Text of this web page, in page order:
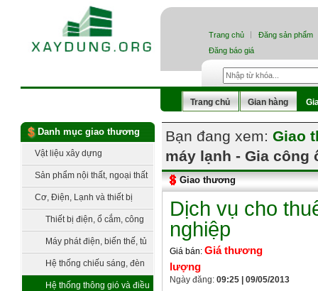
Trang chủ
Đăng sản phẩm
Đăng báo giá
Trang chủ Gian hàng
Danh mục giao thương
Vật liệu xây dựng
Sản phẩm nội thất, ngoại thất
Cơ, Điện, Lạnh và thiết bị
công nghệThiết bị điện, ổ cắm, công
Máy phát điện, biến thế, tủ
điện, trạm điện
Hệ thống chiếu sáng, đèn
trang tríHệ thống thông gió và điều
Bạn đang xem: Giao
máy lạnh - Gia công
Giao thương
Dịch vụ cho
nghiệp
Giá bán: Giá thương
lượng
Ngày đăng: 09:25 | 09/05/2013